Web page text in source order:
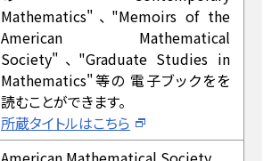
Mathematics"、"Memoirs of the
American Mathematical
Society"、"Graduate Studies in
Mathematics"等の 電子ブックをを
読むことができます。
所蔵タイトルはこちら